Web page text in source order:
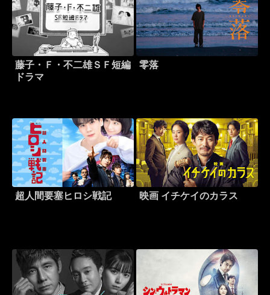
藤子・Ｆ・不二雄ＳＦ短編
ドラマ
零落
超人間要塞ヒロシ戦記 映画 イチケイのカラス